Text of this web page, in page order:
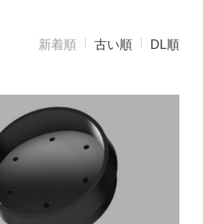
新着順 古い順 DL順